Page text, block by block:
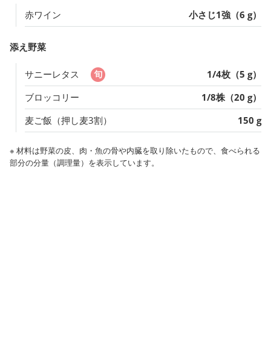
赤ワイン 小さじ1強（6 g）
添え野菜
サニーレタス
1/4枚（5 g）
ブロッコリー
1/8株（20 g）
麦ご飯（押し麦3割）
150 g
※ 材料は野菜の皮、肉・魚の骨や内臓を取り除いたもので、食べられる
部分の分量（調理量）を表示しています。